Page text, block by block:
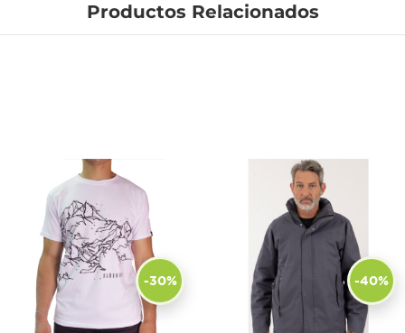
Productos Relacionados
-30% -40%